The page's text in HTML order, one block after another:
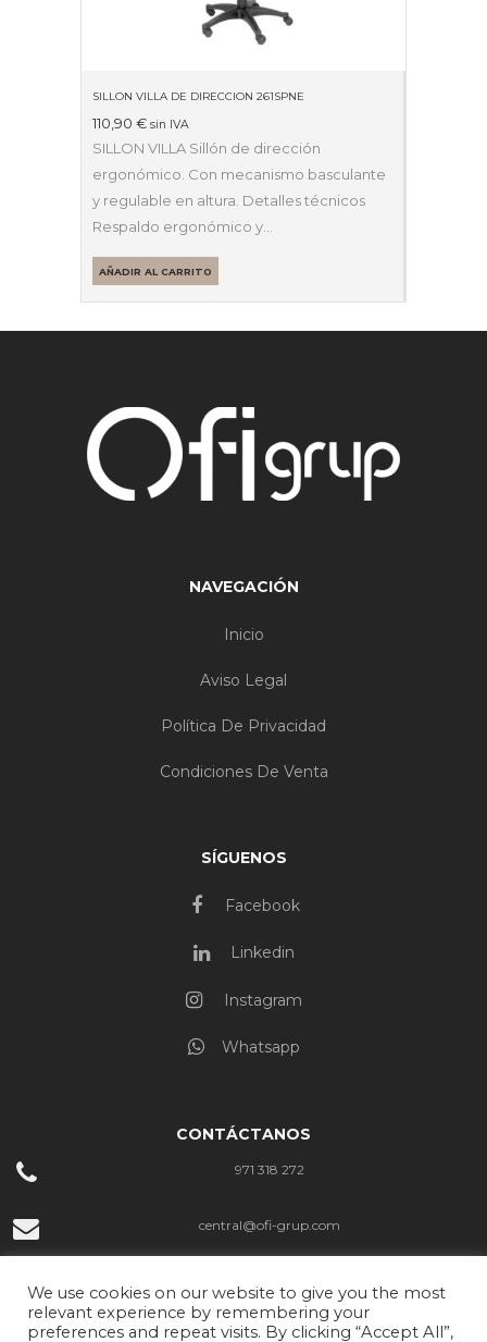
SILLON VILLA DE DIRECCION 261SPNE
110,90 € sin IVA
SILLON VILLA Sillón de dirección
ergonómico. Con mecanismo basculante
y regulable en altura. Detalles técnicos
Respaldo ergonómico y…
AÑADIR AL CARRITO
NAVEGACIÓN
Inicio
Aviso Legal
Política De Privacidad
Condiciones De Venta
SÍGUENOS
Facebook
Linkedin
Instagram
Whatsapp
CONTÁCTANOS
971 318 272
central@ofi-grup.com
07800 Ibiza
We use cookies on our website to give you the most
relevant experience by remembering your
preferences and repeat visits. By clicking “Accept All”,